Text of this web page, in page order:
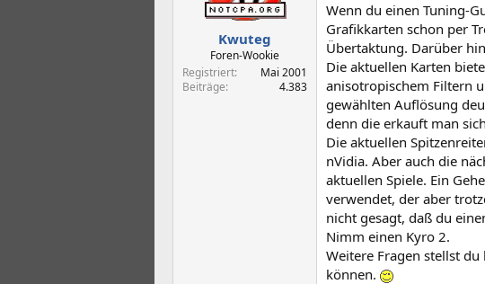
Kwuteg
Foren-Wookie
Registriert
Mai 2001
Beiträge
4.383
Wenn du einen Tuning-
Grafikkarten schon per
Übertaktung. Darüber
Die aktuellen Karten
anisotropischem Filtern
gewählten Auflösung
denn die erkauft man
Die aktuellen
nVidia. Aber auch die
aktuellen Spiele. Ein
verwendet, der aber
nicht gesagt, daß du
Nimm einen Kyro 2.
Weitere Fragen stellst
können.